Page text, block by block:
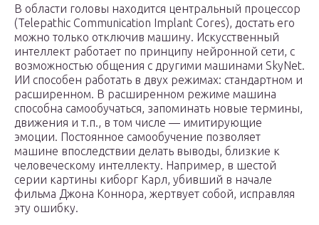
В области головы находится центральный процессор
(Telepathic Communication Implant Cores), достать его
можно только отключив машину. Искусственный
интеллект работает по принципу нейронной сети, с
возможностью общения с другими машинами SkyNet.
ИИ способен работать в двух режимах: стандартном и
расширенном. В расширенном режиме машина
способна самообучаться, запоминать новые термины,
движения и т.п., в том числе — имитирующие
эмоции. Постоянное самообучение позволяет
машине впоследствии делать выводы, близкие к
человеческому интеллекту. Например, в шестой
серии картины киборг Карл, убивший в начале
фильма Джона Коннора, жертвует собой, исправляя
эту ошибку.